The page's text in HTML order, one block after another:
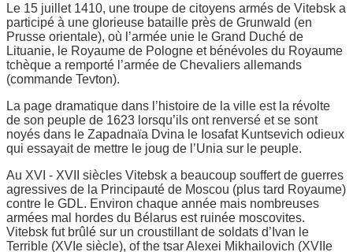
Le 15 juillet 1410, une troupe de citoyens armés de Vitebsk a
participé à une glorieuse bataille près de Grunwald (en
Prusse orientale), où l’armée unie le Grand Duché de
Lituanie, le Royaume de Pologne et bénévoles du Royaume
tchèque a remporté l’armée de Chevaliers allemands
(commande Tevton).
La page dramatique dans l’histoire de la ville est la révolte
de son peuple de 1623 lorsqu’ils ont renversé et se sont
noyés dans le Zapadnaïa Dvina le Iosafat Kuntsevich odieux
qui essayait de mettre le joug de l’Unia sur le peuple.
Au XVI - XVII siècles Vitebsk a beaucoup souffert de guerres
agressives de la Principauté de Moscou (plus tard Royaume)
contre le GDL. Environ chaque année mais nombreuses
armées mal hordes du Bélarus est ruinée moscovites.
Vitebsk fut brûlé sur un croustillant de soldats d’Ivan le
Terrible (XVIe siècle), of the tsar Alexei Mikhailovich (XVIIe